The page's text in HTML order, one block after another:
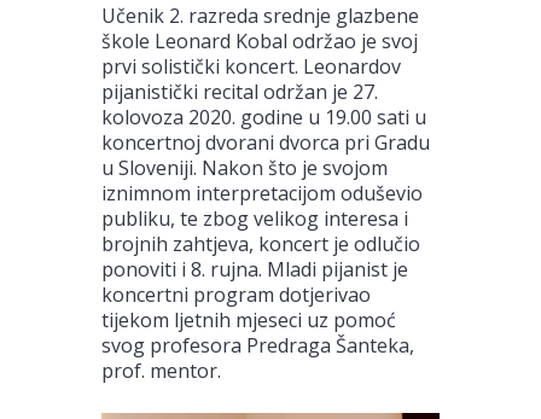
Učenik 2. razreda srednje glazbene
škole Leonard Kobal održao je svoj
prvi solistički koncert. Leonardov
pijanistički recital održan je 27.
kolovoza 2020. godine u 19.00 sati u
koncertnoj dvorani dvorca pri Gradu
u Sloveniji. Nakon što je svojom
iznimnom interpretacijom oduševio
publiku, te zbog velikog interesa i
brojnih zahtjeva, koncert je odlučio
ponoviti i 8. rujna. Mladi pijanist je
koncertni program dotjerivao
tijekom ljetnih mjeseci uz pomoć
svog profesora Predraga Šanteka,
prof. mentor.